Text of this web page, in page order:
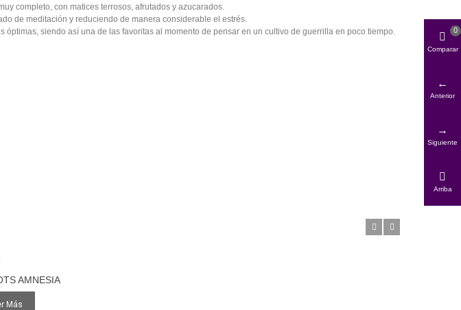
completo, con matices terrosos, afrutados y azucarados.
de meditación y reduciendo de manera considerable el estrés.
siendo así una de las favoritas al momento de pensar en un cultivo de guerrilla en poco tiempo.
AMNESIA
Más
Comparar
0
Anterior
Siguiente
Arriba